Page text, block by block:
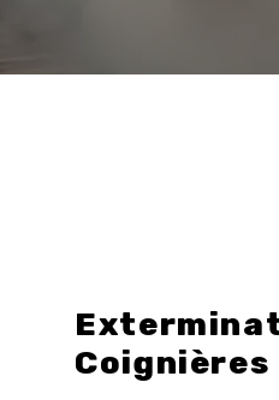
Coignières